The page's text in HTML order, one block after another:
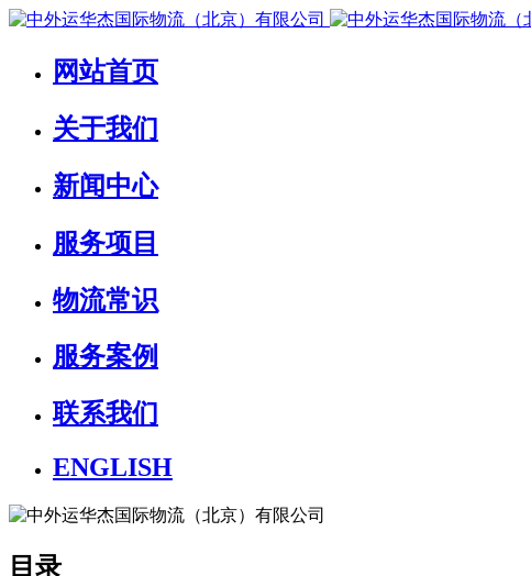
网站首页
关于我们
新闻中心
服务项目
物流常识
服务案例
联系我们
ENGLISH
目录